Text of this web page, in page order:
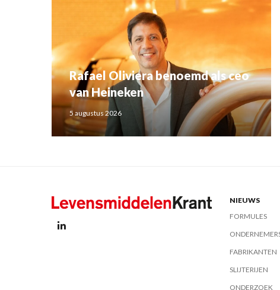
Rafael Oliviera benoemd als ceo
van Heineken
5 augustus 2026
NIEUWS
FORMULES
FABRIKANTEN
SLIJTERIJEN
ONDERZOEK